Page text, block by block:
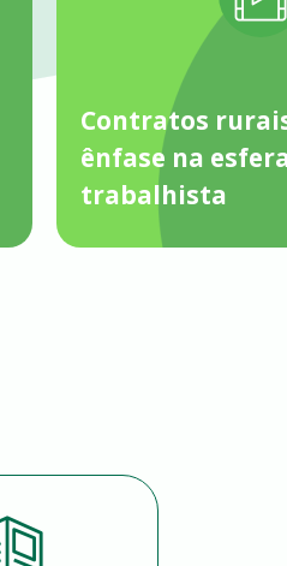
Contratos
ênfase na
trabalhista